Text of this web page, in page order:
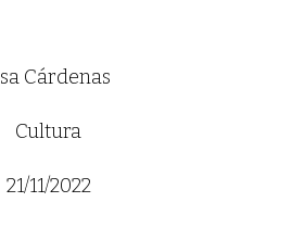
Cárdenas
Cultura
21/11/2022